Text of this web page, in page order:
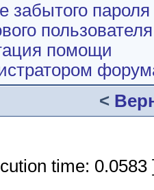
забытого пароля
пользователя
помощи
<
time: